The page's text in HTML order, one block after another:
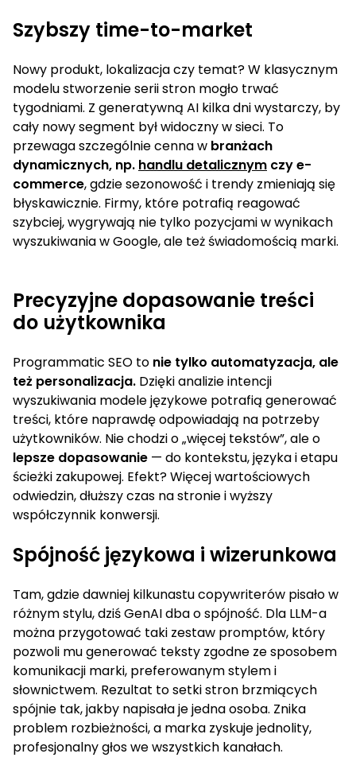
Szybszy time-to-market
Nowy produkt, lokalizacja czy temat? W klasycznym
modelu stworzenie serii stron mogło trwać
tygodniami. Z generatywną AI kilka dni wystarczy, by
cały nowy segment był widoczny w sieci. To
przewaga szczególnie cenna w branżach
dynamicznych, np. handlu detalicznym czy e-
commerce, gdzie sezonowość i trendy zmieniają się
błyskawicznie. Firmy, które potrafią reagować
szybciej, wygrywają nie tylko pozycjami w wynikach
wyszukiwania w Google, ale też świadomością marki.
Precyzyjne dopasowanie treści
do użytkownika
Programmatic SEO to nie tylko automatyzacja, ale
też personalizacja. Dzięki analizie intencji
wyszukiwania modele językowe potrafią generować
treści, które naprawdę odpowiadają na potrzeby
użytkowników. Nie chodzi o „więcej tekstów”, ale o
lepsze dopasowanie — do kontekstu, języka i etapu
ścieżki zakupowej. Efekt? Więcej wartościowych
odwiedzin, dłuższy czas na stronie i wyższy
współczynnik konwersji.
Spójność językowa i wizerunkowa
Tam, gdzie dawniej kilkunastu copywriterów pisało w
różnym stylu, dziś GenAI dba o spójność. Dla LLM-a
można przygotować taki zestaw promptów, który
pozwoli mu generować teksty zgodne ze sposobem
komunikacji marki, preferowanym stylem i
słownictwem. Rezultat to setki stron brzmiących
spójnie tak, jakby napisała je jedna osoba. Znika
problem rozbieżności, a marka zyskuje jednolity,
profesjonalny głos we wszystkich kanałach.